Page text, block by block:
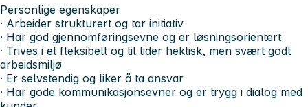
Personlige egenskaper
· Arbeider strukturert og tar initiativ
· Har god gjennomføringsevne og er løsningsorientert
· Trives i et fleksibelt og til tider hektisk, men svært godt
arbeidsmiljø
· Er selvstendig og liker å ta ansvar
· Har gode kommunikasjonsevner og er trygg i dialog med